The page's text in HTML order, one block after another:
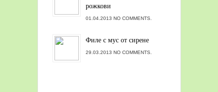
рожкови
01.04.2013 NO COMMENTS.
Филе с мус от сирене
29.03.2013 NO COMMENTS.